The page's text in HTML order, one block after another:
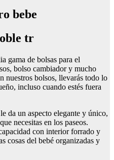
bebe
tr
gama de bolsas para el
bolso cambiador y mucho
nuestros bolsos, llevarás todo lo
incluso cuando estés fuera
da un aspecto elegante y único,
necesitas en los paseos.
con interior forrado y
cosas del bebé organizadas y